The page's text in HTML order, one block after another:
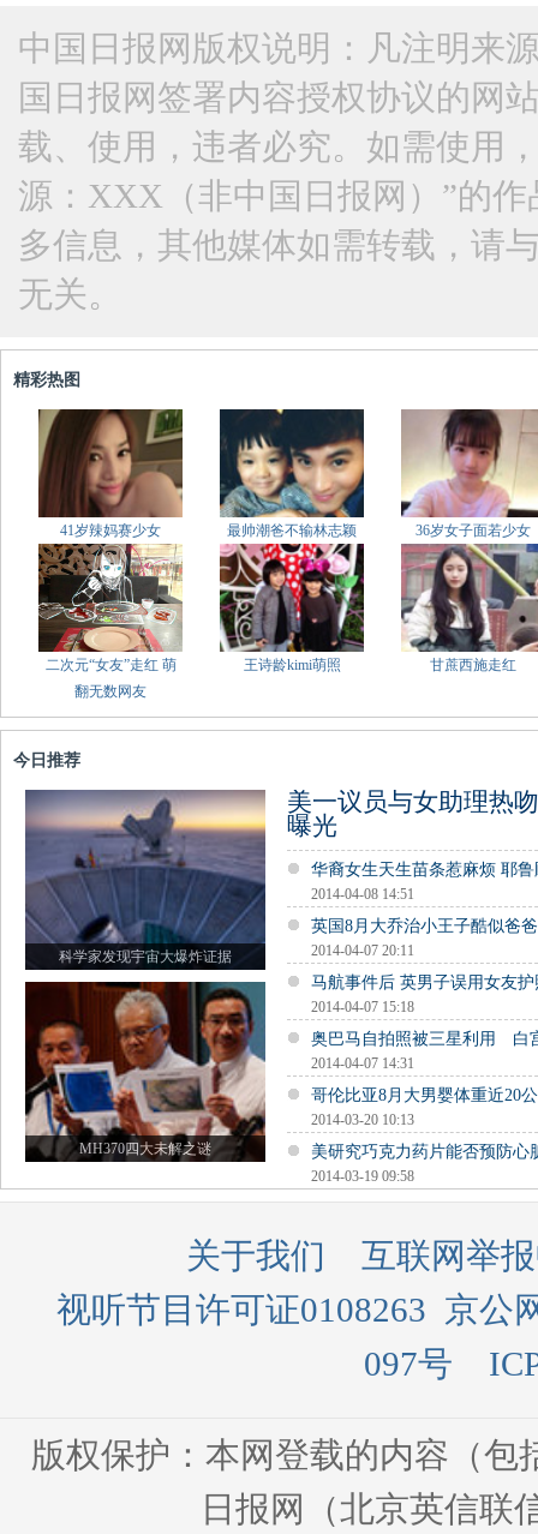
中国日报网版权说明：凡注明来
国日报网签署内容授权协议的网
载、使用，违者必究。如需使用
源：XXX（非中国日报网）”的
多信息，其他媒体如需转载，请
无关。
精彩热图
41岁辣妈赛少女 最帅潮爸不输林志颖 36岁女子面若少女
二次元“女友”走红 萌
翻无数网友
王诗龄kimi萌照 甘蔗西施走红
今日推荐
科学家发现宇宙大爆炸证据
MH370四大未解之谜
美一议员与女助理热
曝光
华裔女生天生苗条惹麻烦 耶
2014-04-08 14:51
英国8月大乔治小王子酷似爸
2014-04-07 20:11
马航事件后 英男子误用女友
2014-04-07 15:18
奥巴马自拍照被三星利用 白
2014-04-07 14:31
哥伦比亚8月大男婴体重近20
2014-03-20 10:13
美研究巧克力药片能否预防心
2014-03-19 09:58
关于我们
互联网举
视听节目许可证0108263 京公
097号
版权保护：本网登载的内容（
日报网（北京英信联